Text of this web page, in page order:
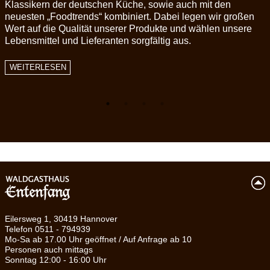
Klassikern der deutschen Küche, sowie auch mit den
neuesten „Foodtrends“ kombiniert. Dabei legen wir großen
Wert auf die Qualität unserer Produkte und wählen unsere
Lebensmittel und Lieferanten sorgfältig aus.
WEITERLESEN
Raum hat seinen eigenen Charme und ist für jeden Anlass
bestimmt.
Im Frühling und Sommer können bei uns auch freie
vollzogen werden.
Entenfang-Strand mit den gemütlichen Strandkörben lässt
Sie den Alltag vergessen.
WEITERLESEN
war die Feldmark mit den alten Flurnamen "Rehhagen", und
"Die Gretel", südlich "Der Neue Kamp" und "Der
Hespenkamp".
Eilersweg 1, 30419 Hannover
Telefon 0511 - 794939
Mo-Sa ab 17.00 Uhr geöffnet / Auf Anfrage ab 10
Personen auch mittags
Sonntag 12:00 - 16:00 Uhr